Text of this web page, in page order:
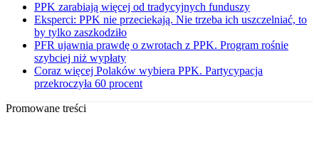
PPK zarabiają więcej od tradycyjnych funduszy
Eksperci: PPK nie przeciekają. Nie trzeba ich uszczelniać, to
by tylko zaszkodziło
PFR ujawnia prawdę o zwrotach z PPK. Program rośnie
szybciej niż wypłaty
Coraz więcej Polaków wybiera PPK. Partycypacja
przekroczyła 60 procent
Promowane treści